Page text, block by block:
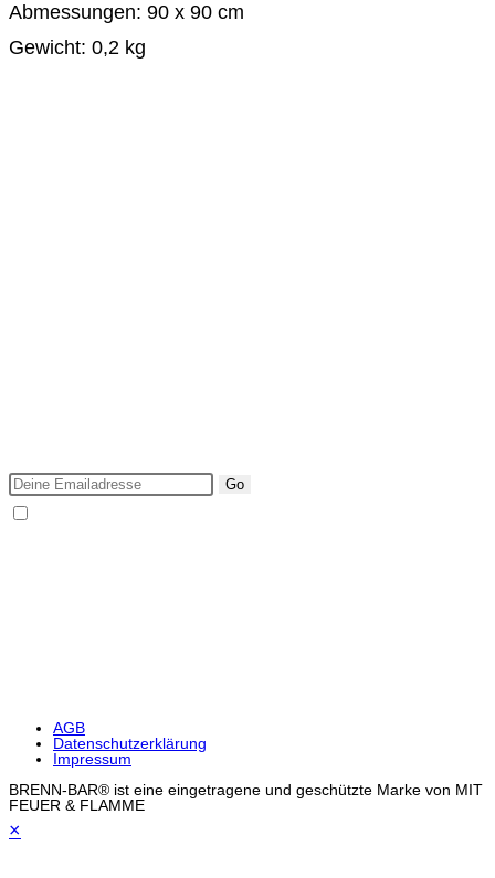
Abmessungen: 90 x 90 cm
Gewicht: 0,2 kg
Go
AGB
Datenschutzerklärung
Impressum
BRENN-BAR® ist eine eingetragene und geschützte Marke von MIT
FEUER & FLAMME
×